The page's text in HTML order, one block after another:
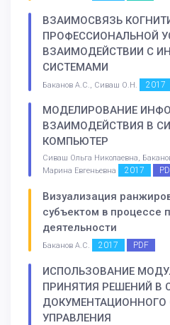
ВЗАИМОСВЯЗЬ
ПРОФЕССИОНАЛЬНОЙ
ВЗАИМОДЕЙСТВИИ С
СИСТЕМАМИ
Баканов А.С., Сиваш О.Н. 2017
МОДЕЛИРОВАНИЕ
ВЗАИМОДЕЙСТВИЯ В
КОМПЬЮТЕР
Сиваш Ольга Николаевна,
Марина Евгеньевна
2017
Визуализация
субъектом в процессе
деятельности
Баканов А.С. 2017 PDF
ИСПОЛЬЗОВАНИЕ
ПРИНЯТИЯ РЕШЕНИЙ В
ДОКУМЕНТАЦИОННОГО
УПРАВЛЕНИЯ